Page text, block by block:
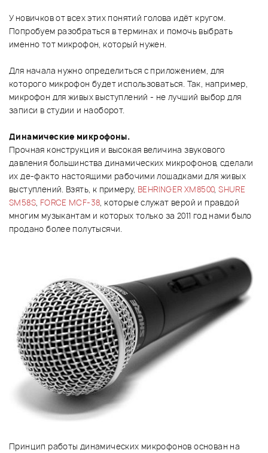
У новичков от всех этих понятий голова идёт кругом.
Попробуем разобраться в терминах и помочь выбрать
именно тот микрофон, который нужен.
Для начала нужно определиться с приложением, для
которого микрофон будет использоваться. Так, например,
микрофон для живых выступлений - не лучший выбор для
записи в студии и наоборот.
Динамические микрофоны.
Прочная конструкция и высокая величина звукового
давления большинства динамических микрофонов, сделали
их де-факто настоящими рабочими лошадками для живых
выступлений. Взять, к примеру, BEHRINGER XM8500, SHURE
SM58S, FORCE MCF-38, которые служат верой и правдой
многим музыкантам и которых только за 2011 год нами было
продано более полутысячи.
Принцип работы динамических микрофонов основан на